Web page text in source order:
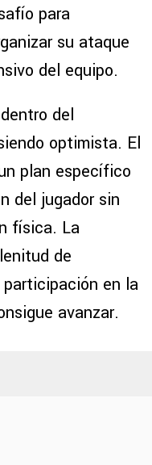
para
su ataque
del equipo.
del
optimista. El
plan específico
del jugador sin
física. La
de
en la
avanzar.